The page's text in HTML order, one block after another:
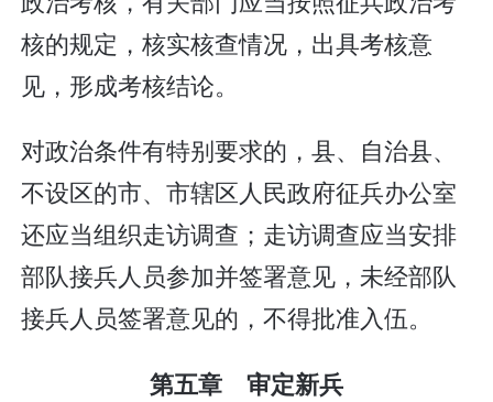
核的规定，核实核查情况，出具考核意
见，形成考核结论。
对政治条件有特别要求的，县、自治县、
不设区的市、市辖区人民政府征兵办公室
还应当组织走访调查；走访调查应当安排
部队接兵人员参加并签署意见，未经部队
接兵人员签署意见的，不得批准入伍。
第五章 审定新兵